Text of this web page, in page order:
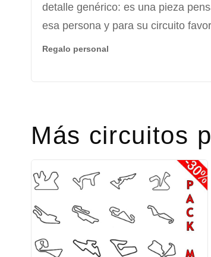
detalle genérico: es una pieza
esa persona y para su circuito
Regalo personal
Más circuitos